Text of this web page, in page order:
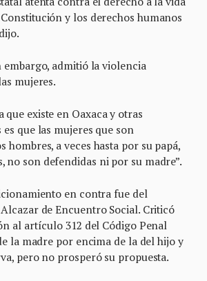
y los derechos humanos
embargo, admitió la violencia
mujeres.
que existe en Oaxaca y otras
que las mujeres que son
hombres, a veces hasta por su papá,
no son defendidas ni por su madre”.
en contra fue del
de Encuentro Social. Criticó
al artículo 312 del Código Penal
la madre por encima de la del hijo y
pero no prosperó su propuesta.